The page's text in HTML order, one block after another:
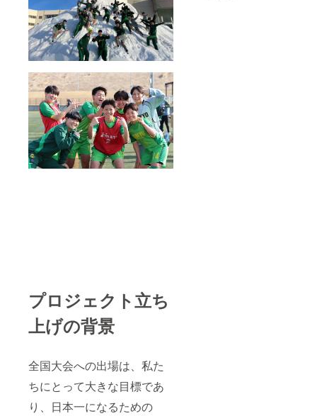
プロジェクト立ち
上げの背景
全国大会への出場は、私た
ちにとって大きな目標であ
り、日本一になるための